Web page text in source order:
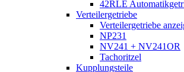
42RLE
Verteilergetriebe
Verteilergetriebe
NP231
NV241 + NV241OR
Tachoritzel
Kupplungsteile